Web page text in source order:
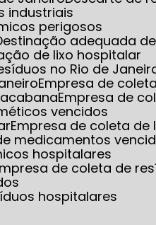
industriais
perigosos
Destinação adequada
de lixo hospitalar
no Rio de
Empresa de coleta
Empresa de
vencidos
Empresa de coleta
medicamentos
hospitalares
Empresa de coleta de
hospitalares